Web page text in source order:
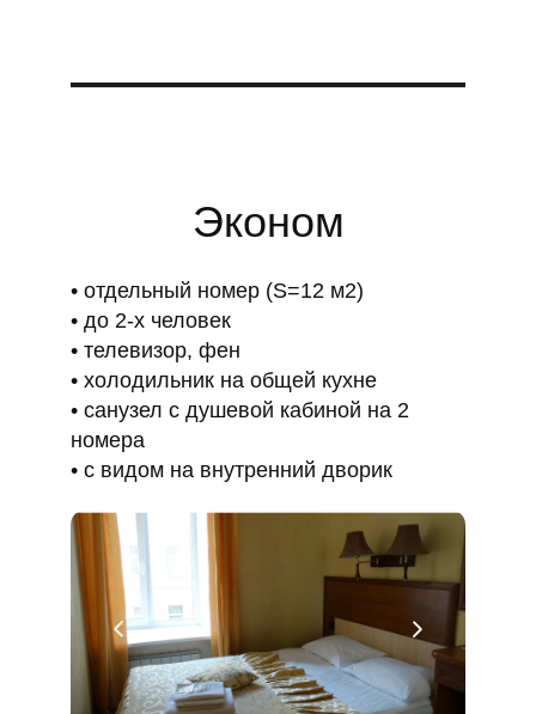
Эконом
отдельный номер (S=12 м2)
до 2-х человек
телевизор, фен
холодильник на общей кухне
санузел с душевой кабиной на 2
номера
с видом на внутренний дворик